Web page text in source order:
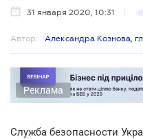
31 января 2020, 10:31
Автор: Александра Кознова,
Реклама
Служба безопасности